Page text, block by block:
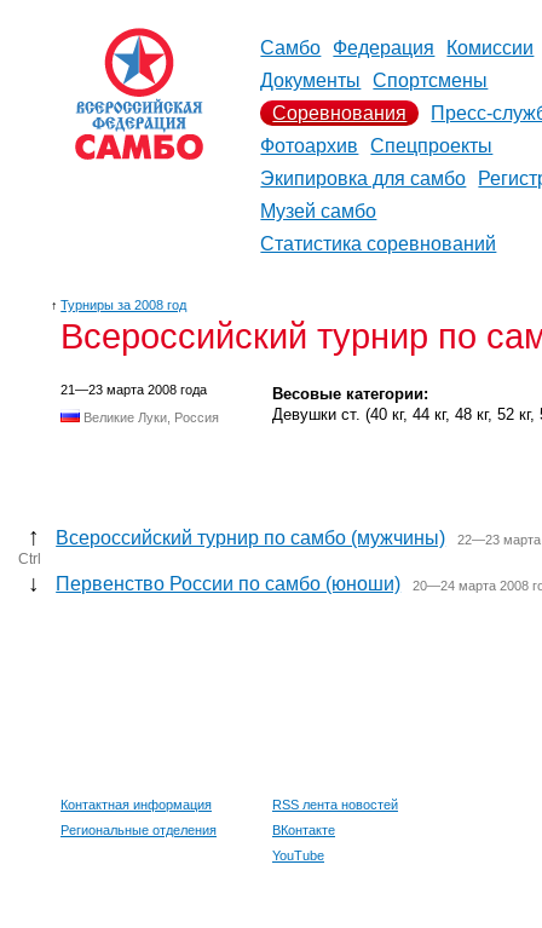
Самбо Федерация
Комиссии
Документы
Спортсмены
Соревнования
Пресс-
Фотоархив
Спецпроекты
Экипировка для самбо
Музей самбо
Статистика соревнований
↑ Турниры за 2008 год
Всероссийский турнир по
21—23 марта 2008 года
Великие Луки, Россия
Весовые категории:
Девушки ст. (40 кг, 44 кг, 48 кг, 52 кг,
↑ Всероссийский турнир по самбо (мужчины) 22—23 марта
Ctrl
↓ Первенство России по самбо (юноши) 20—24 марта 2008
Контактная информация
Региональные отделения
RSS лента новостей
ВКонтакте
YouTube